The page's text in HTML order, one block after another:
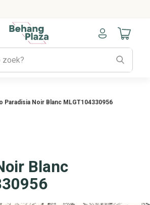
Naar
Paradisia Noir Blanc MLGT104330956
Blanc